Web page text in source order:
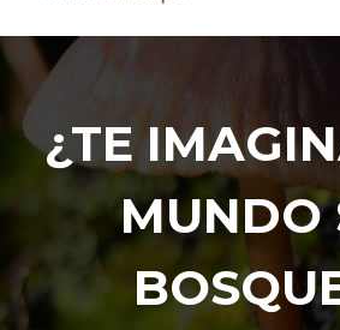
¿TE
MUNDO